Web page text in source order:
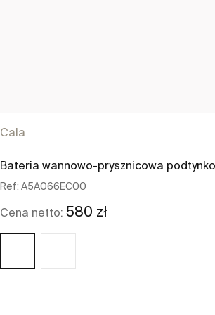
Cala
Bateria wannowo-prysznicowa
Ref: A5A066EC00
Cena netto: 580 zł